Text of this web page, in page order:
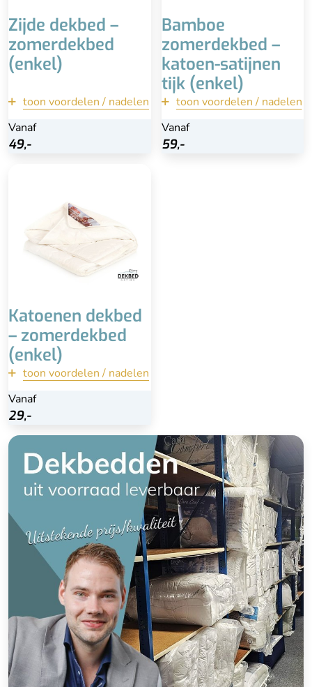
Zijde dekbed –
zomerdekbed
(enkel)
toon voordelen / nadelen
Vanaf
49,-
terug
Bekijk
Bamboe
zomerdekbed –
katoen-satijnen
tijk (enkel)
toon voordelen / nadelen
Vanaf
59,-
terug
Bekijk
Katoenen dekbed
– zomerdekbed
(enkel)
toon voordelen / nadelen
Vanaf
29,-
Onderhoudsvriendelijk
Licht dekbed
Lekker luchtig en koel
Isoleert niet goed bij
lagere temperaturen
terug
Bekijk